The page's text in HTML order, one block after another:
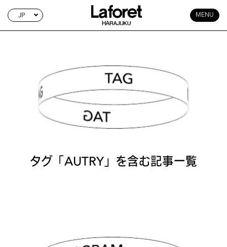
JP MENU
TAG SEARCH
タグ「AUTRY」を含む記事一覧